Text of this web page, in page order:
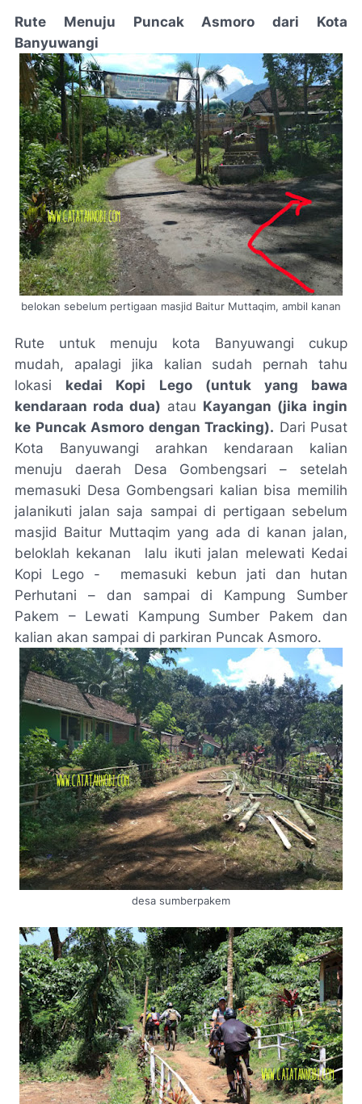
Rute Menuju Puncak Asmoro dari Kota
Banyuwangi
belokan sebelum pertigaan masjid Baitur Muttaqim, ambil kanan
Rute untuk menuju kota Banyuwangi cukup
mudah, apalagi jika kalian sudah pernah tahu
lokasi kedai Kopi Lego (untuk yang bawa
kendaraan roda dua) atau Kayangan (jika ingin
ke Puncak Asmoro dengan Tracking). Dari Pusat
Kota Banyuwangi arahkan kendaraan kalian
menuju daerah Desa Gombengsari – setelah
memasuki Desa Gombengsari kalian bisa memilih
jalanikuti jalan saja sampai di pertigaan sebelum
masjid Baitur Muttaqim yang ada di kanan jalan,
beloklah kekanan
lalu ikuti jalan melewati Kedai
Kopi Lego -
memasuki kebun jati dan hutan
Perhutani – dan sampai di Kampung Sumber
Pakem – Lewati Kampung Sumber Pakem dan
kalian akan sampai di parkiran Puncak Asmoro.
desa sumberpakem